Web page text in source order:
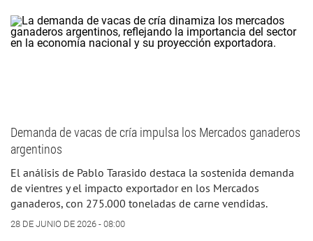
Demanda de vacas de cría impulsa los Mercados ganaderos
argentinos
El análisis de Pablo Tarasido destaca la sostenida demanda
de vientres y el impacto exportador en los Mercados
ganaderos, con 275.000 toneladas de carne vendidas.
28 DE JUNIO DE 2026 - 08:00